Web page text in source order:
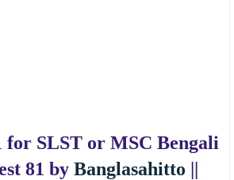
for SLST or MSC Bengali
81 by Banglasahitto ||